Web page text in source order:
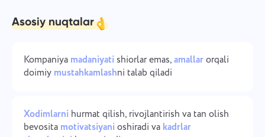
Oʻzbek
Türkçe
Asosiy nuqtalar
Kompaniya madaniyati shiorlar emas,amallarorqali
doimiy mustahkamlashni talab qiladi
Xodimlarni hurmat qilish, rivojlantirish va tan olish
bevosita motivatsiyani oshiradi va kadrlar
jamoa faoliyatini bitta joyda boshqaring.
Kompaniyani boshqarish